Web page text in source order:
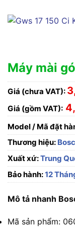
Máy mài
Giá (chưa VAT):
Giá (gồm VAT):
Model / Mã đặt
Thương hiệu:
Xuất xứ:Trung
Bảo hành:12
Mô tả nhanh
Mã sản phẩm: